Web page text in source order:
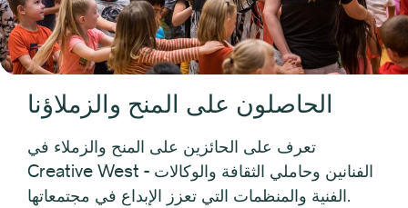
الحاصلون على المنح والزملاؤنا
تعرف على الحائزين على المنح والزملاء في
Creative West - الفنانين وحاملي الثقافة والوكالات
الفنية والمنظمات التي تعزز الإبداع في مجتمعاتها.
نوع المستلم
فردي
منظمة
موقع المستلم